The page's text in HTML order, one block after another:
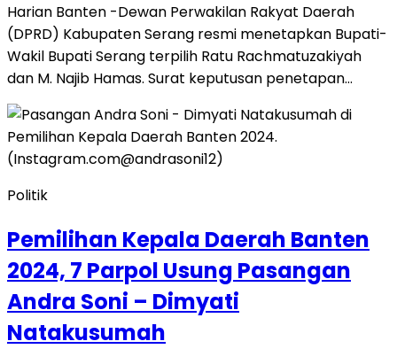
Harian Banten -Dewan Perwakilan Rakyat Daerah
(DPRD) Kabupaten Serang resmi menetapkan Bupati-
Wakil Bupati Serang terpilih Ratu Rachmatuzakiyah
dan M. Najib Hamas. Surat keputusan penetapan…
Politik
Pemilihan Kepala Daerah Banten
2024, 7 Parpol Usung Pasangan
Andra Soni – Dimyati
Natakusumah